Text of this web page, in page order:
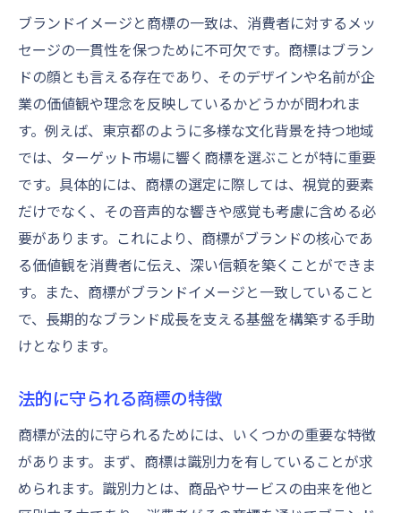
ブランドイメージと商標の一致は、消費者に対するメッ
セージの一貫性を保つために不可欠です。商標はブラン
ドの顔とも言える存在であり、そのデザインや名前が企
業の価値観や理念を反映しているかどうかが問われま
す。例えば、東京都のように多様な文化背景を持つ地域
では、ターゲット市場に響く商標を選ぶことが特に重要
です。具体的には、商標の選定に際しては、視覚的要素
だけでなく、その音声的な響きや感覚も考慮に含める必
要があります。これにより、商標がブランドの核心であ
る価値観を消費者に伝え、深い信頼を築くことができま
す。また、商標がブランドイメージと一致していること
で、長期的なブランド成長を支える基盤を構築する手助
けとなります。
法的に守られる商標の特徴
商標が法的に守られるためには、いくつかの重要な特徴
があります。まず、商標は識別力を有していることが求
められます。識別力とは、商品やサービスの由来を他と